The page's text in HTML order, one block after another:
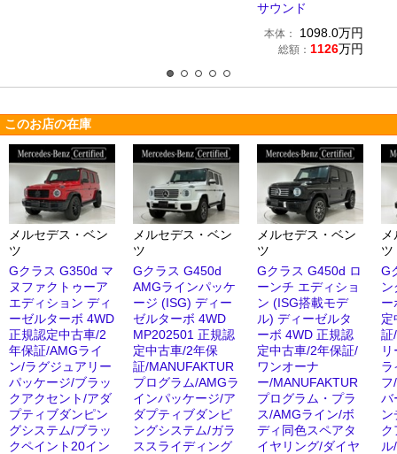
サウンド
本体： 1098.0万円
総額： 1126万円
このお店の在庫
メルセデス・ベン
ツ
Gクラス G350d マ
ヌファクトゥーア
エディション ディ
ーゼルターボ 4WD
正規認定中古車/2
年保証/AMGライ
ン/ラグジュアリー
パッケージ/ブラッ
クアクセント/アダ
プティブダンピン
グシステム/ブラッ
クペイント20イン
メルセデス・ベン
ツ
Gクラス G450d
AMGラインパッケ
ージ (ISG) ディー
ゼルターボ 4WD
MP202501 正規認
定中古車/2年保
証/MANUFAKTUR
プログラム/AMGラ
インパッケージ/ア
ダプティブダンピ
ングシステム/ガラ
ススライディング
メルセデス・ベン
ツ
Gクラス G450d ロ
ーンチ エディショ
ン (ISG搭載モデ
ル) ディーゼルタ
ーボ 4WD 正規認
定中古車/2年保証/
ワンオーナ
ー/MANUFAKTUR
プログラム・プラ
ス/AMGライン/ボ
ディ同色スペアタ
イヤリング/ダイヤ
ツ
G
ー
定
証
ラ
フ
バ
ク